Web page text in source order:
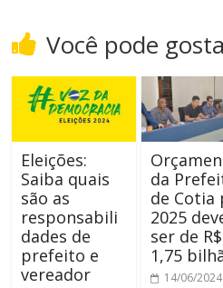
Você pode
Eleições:
Saiba quais
são as
responsabili
dades de
prefeito e
vereador
da
de Cotia
2025
ser de R$
1,75
14/06/2024